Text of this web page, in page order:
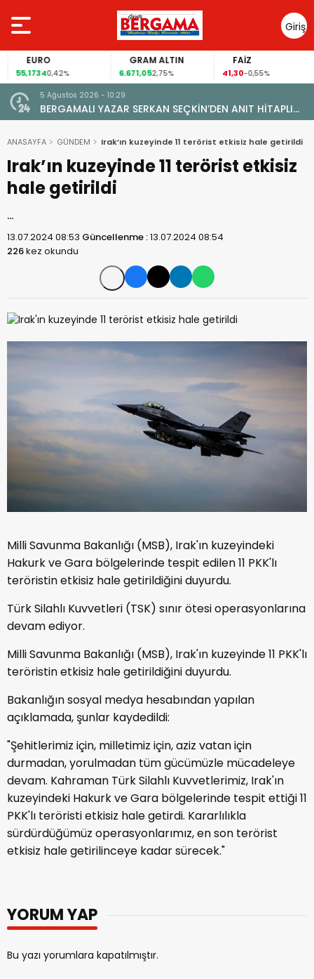
Giriş
Yap
EURO
55,17340,42%
GRAM ALTIN
6.671,052,75%
FAİZ
41,30-0,55%
5 Ağustos 2026 - 10:29
BERGAMALI YAZAR SERKAN SEÇKİN’DEN ANIT HİTAPLI
KİTAP: “PERGAMON’DAN ARTVİN’E”
ANASAYFA GÜNDEM Irak’ın kuzeyinde 11 terörist etkisiz hale getirildi
Irak’ın kuzeyinde 11 terörist etkisiz
hale getirildi
…
13.07.2024 08:53 Güncellenme :13.07.2024 08:54
226kez okundu
Milli Savunma Bakanlığı (MSB), Irak'ın kuzeyindeki
Hakurk ve Gara bölgelerinde tespit edilen 11 PKK'lı
teröristin etkisiz hale getirildiğini duyurdu.
Türk Silahlı Kuvvetleri (TSK) sınır ötesi operasyonlarına
devam ediyor.
Milli Savunma Bakanlığı (MSB), Irak'ın kuzeyinde 11 PKK'lı
teröristin etkisiz hale getirildiğini duyurdu.
Bakanlığın sosyal medya hesabından yapılan
açıklamada, şunlar kaydedildi:
"Şehitlerimiz için, milletimiz için, aziz vatan için
durmadan, yorulmadan tüm gücümüzle mücadeleye
devam. Kahraman Türk Silahlı Kuvvetlerimiz, Irak'ın
kuzeyindeki Hakurk ve Gara bölgelerinde tespit ettiği 11
PKK'lı teröristi etkisiz hale getirdi. Kararlılıkla
sürdürdüğümüz operasyonlarımız, en son terörist
etkisiz hale getirilinceye kadar sürecek."
YORUM YAP
Bu yazı yorumlara kapatılmıştır.